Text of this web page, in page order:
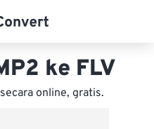
ke FLV
online, gratis.